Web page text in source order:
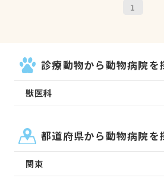
1
診療動物から動物病院を
獣医科
都道府県から動物病院を
関東